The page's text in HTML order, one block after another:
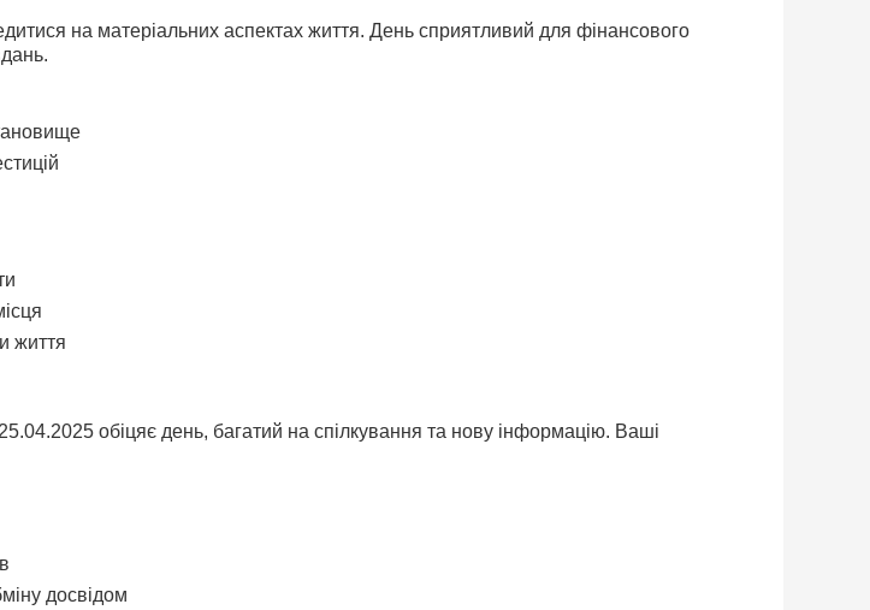
на матеріальних аспектах життя. День сприятливий для фінансового
життя
обіцяє день, багатий на спілкування та нову інформацію. Ваші
досвідом